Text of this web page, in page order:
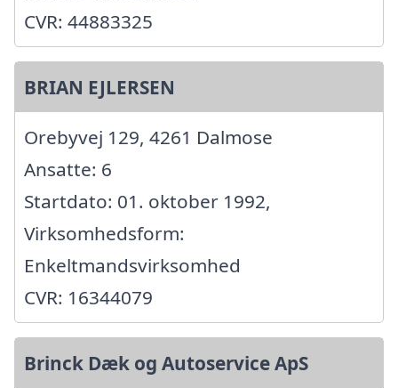
CVR: 44883325
BRIAN EJLERSEN
Orebyvej 129, 4261 Dalmose
Ansatte: 6
Startdato: 01. oktober 1992,
Virksomhedsform:
Enkeltmandsvirksomhed
CVR: 16344079
Brinck Dæk og Autoservice ApS